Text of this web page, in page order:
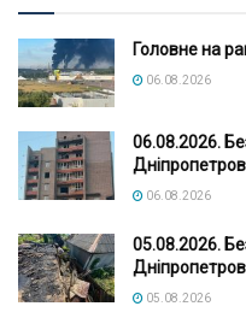
Головне на
06.08.2026
06.08.2026.
06.08.2026
05.08.2026.
05.08.2026